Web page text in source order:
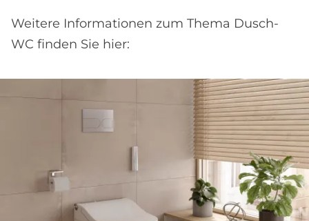
Weitere Informationen zum Thema Dusch-
WC finden Sie hier: